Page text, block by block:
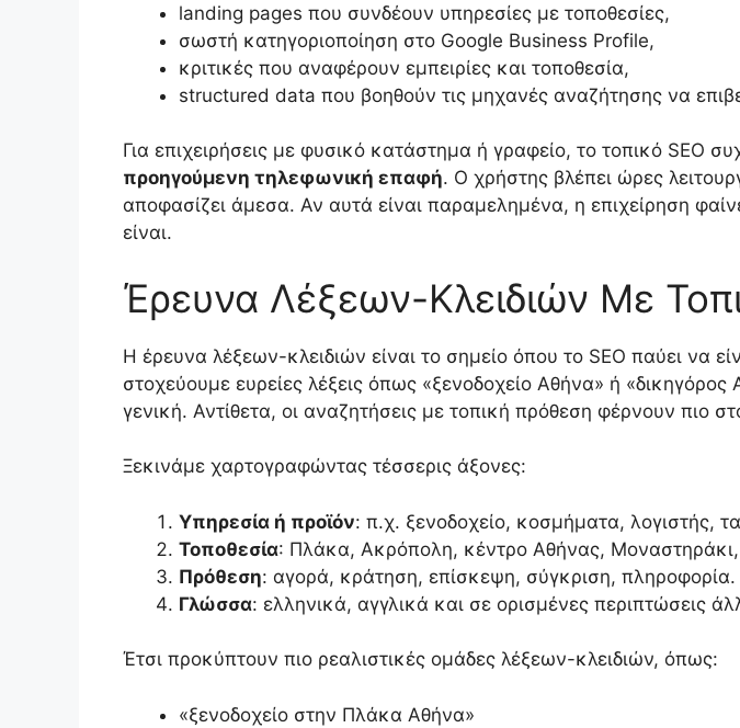
landing pages που συνδέουν υπηρεσίες με τοποθεσίες,
σωστή κατηγοριοποίηση στο Google Business Profile,
κριτικές που αναφέρουν εμπειρίες και τοποθεσία,
structured data που βοηθούν τις μηχανές αναζήτησης να
Για επιχειρήσεις με φυσικό κατάστημα ή γραφείο, το τοπικό SEO
προηγούμενη τηλεφωνική επαφή. Ο χρήστης βλέπει ώρες
αποφασίζει άμεσα. Αν αυτά είναι παραμελημένα, η επιχείρηση
είναι.
Έρευνα Λέξεων-Κλειδιών Με
Η έρευνα λέξεων-κλειδιών είναι το σημείο όπου το SEO παύει να
στοχεύουμε ευρείες λέξεις όπως «ξενοδοχείο Αθήνα» ή
γενική. Αντίθετα, οι αναζητήσεις με τοπική πρόθεση φέρνουν πιο
Ξεκινάμε χαρτογραφώντας τέσσερις άξονες:
Υπηρεσία ή προϊόν: π.χ. ξενοδοχείο, κοσμήματα, λογιστής,
Τοποθεσία: Πλάκα, Ακρόπολη, κέντρο Αθήνας,
Πρόθεση: αγορά, κράτηση, επίσκεψη, σύγκριση, πληροφορία.
Γλώσσα: ελληνικά, αγγλικά και σε ορισμένες περιπτώσεις
Έτσι προκύπτουν πιο ρεαλιστικές ομάδες λέξεων-κλειδιών, όπως:
«ξενοδοχείο στην Πλάκα Αθήνα»